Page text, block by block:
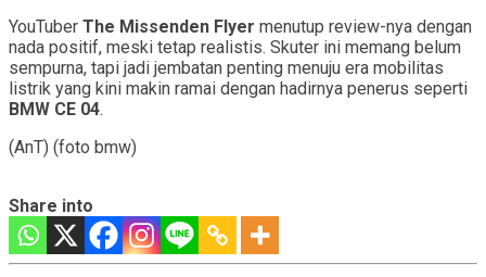
YouTuber The Missenden Flyer menutup review-nya dengan
nada positif, meski tetap realistis. Skuter ini memang belum
sempurna, tapi jadi jembatan penting menuju era mobilitas
listrik yang kini makin ramai dengan hadirnya penerus seperti
BMW CE 04.
(AnT) (foto bmw)
Share into